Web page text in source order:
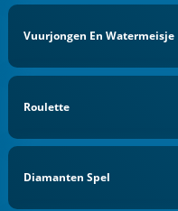
Vuurjongen En Watermeisje
Roulette
Diamanten Spel